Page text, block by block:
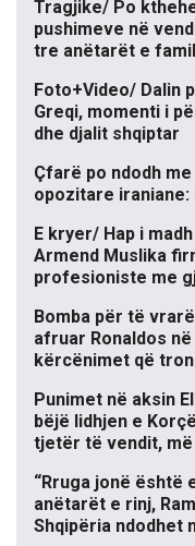
Tragjike/ Po
pushimeve në
tre anëtarët e
Foto+Video/ Dalin
Greqi, momenti i
dhe djalit shqiptar
Çfarë po ndodh
opozitare iraniane:
E kryer/ Hap i
Armend Muslika
profesioniste me
Bomba për të
afruar Ronaldos
kërcënimet që
Punimet në aksin
bëjë lidhjen e
tjetër të vendit,
“Rruga jonë është
anëtarët e rinj,
Shqipëria ndodhet